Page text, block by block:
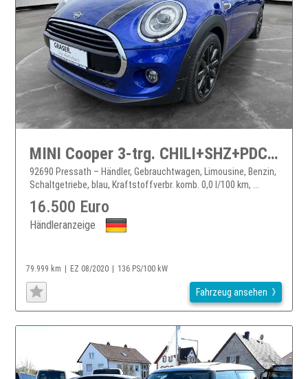
MINI Cooper 3-trg. CHILI+SHZ+PDC vo u. hi+LED+NAVI
92690 Pressath – Händler, Gebrauchtwagen, Limousine, Benzin,
Schaltgetriebe, blau, Kraftstoffverbr. komb. 0,0 l/100 km, ...
16.500 Euro
Händleranzeige
79.999 km EZ 08/2020 136 PS/100 kW
Fahrzeug ansehen